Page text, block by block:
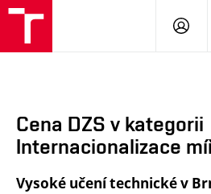
Cena DZS v kategorii
Internacionalizace
Vysoké učení technické v